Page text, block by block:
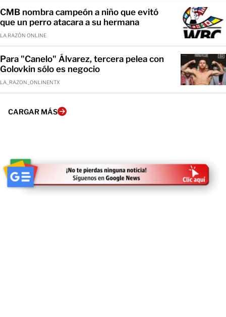
CMB nombra campeón a niño que evitó
que un perro atacara a su hermana
LA RAZÓN ONLINE
Para "Canelo" Álvarez, tercera pelea con
Golovkin sólo es negocio
LA_RAZON_ONLINENTX
CARGAR MÁS